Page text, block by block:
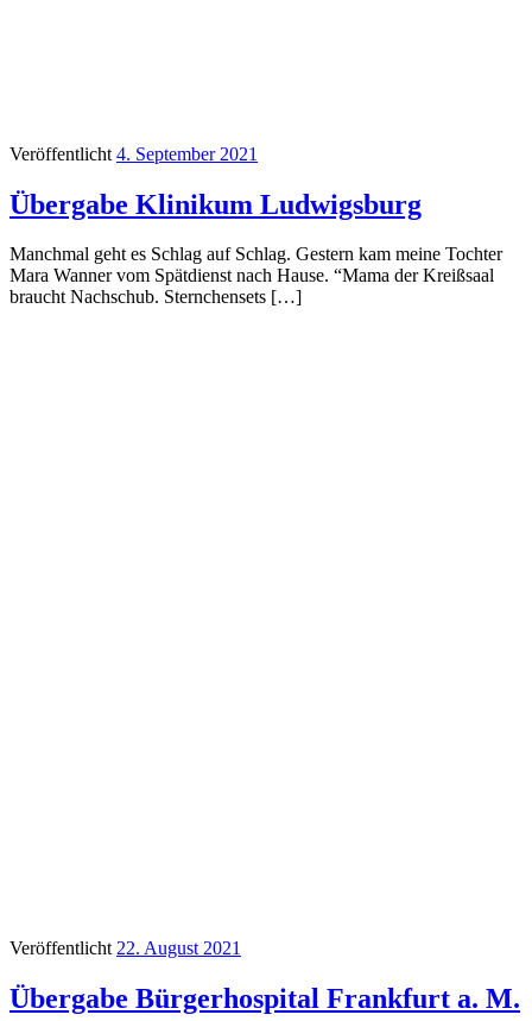
Veröffentlicht 4. September 2021
Übergabe Klinikum Ludwigsburg
Manchmal geht es Schlag auf Schlag. Gestern kam meine Tochter
Mara Wanner vom Spätdienst nach Hause. “Mama der Kreißsaal
braucht Nachschub. Sternchensets […]
Veröffentlicht22. August 2021
Übergabe Bürgerhospital Frankfurt a. M.